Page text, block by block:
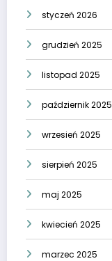
styczeń 2026
grudzień 2025
listopad 2025
październik 2025
wrzesień 2025
sierpień 2025
maj 2025
kwiecień 2025
marzec 2025